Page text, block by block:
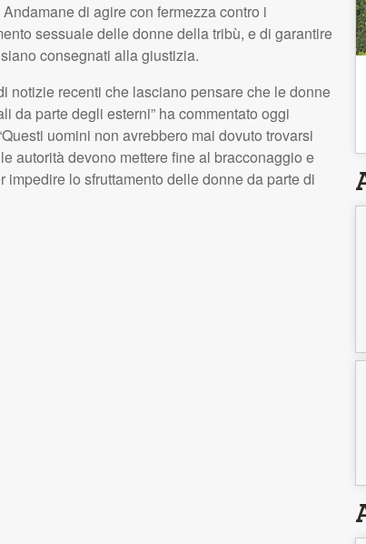
di agire con fermezza contro i
sessuale delle donne della tribù, e di garantire
consegnati alla giustizia.
notizie recenti che lasciano pensare che le donne
da parte degli esterni” ha commentato oggi
uomini non avrebbero mai dovuto trovarsi
autorità devono mettere fine al bracconaggio e
lo sfruttamento delle donne da parte di